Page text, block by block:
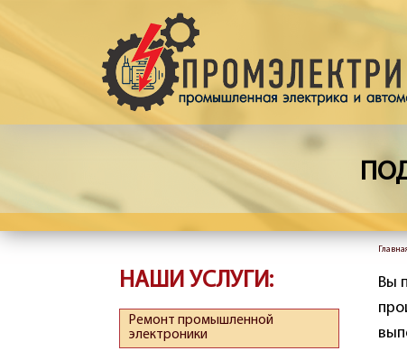
Перейти к основному содержанию
Вы
Вы
НАШИ УСЛУГИ:
Ремонт промышленной
электроники